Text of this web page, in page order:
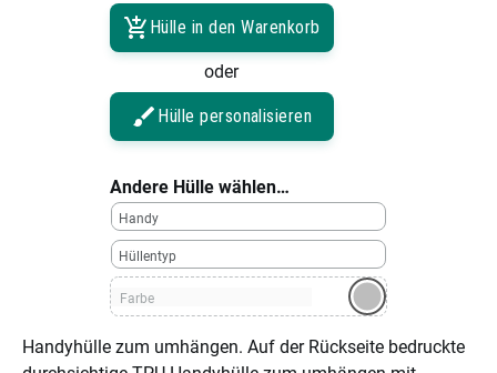
Hülle in den Warenkorb
oder
Hülle personalisieren
Andere Hülle wählen…
Handy
Hüllentyp
Farbe
Handyhülle zum umhängen. Auf der Rückseite bedruckte